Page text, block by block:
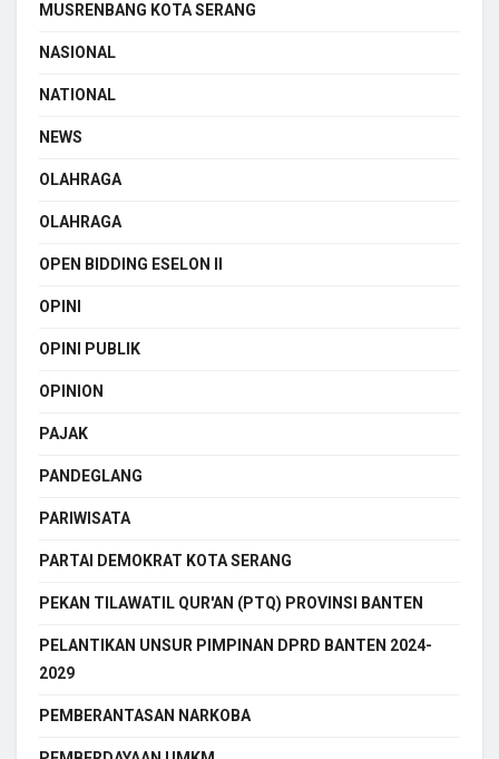
MUSRENBANG KOTA SERANG
NASIONAL
NATIONAL
NEWS
OLAHRAGA
OLAHRAGA
OPEN BIDDING ESELON II
OPINI
OPINI PUBLIK
OPINION
PAJAK
PANDEGLANG
PARIWISATA
PARTAI DEMOKRAT KOTA SERANG
PEKAN TILAWATIL QUR'AN (PTQ) PROVINSI BANTEN
PELANTIKAN UNSUR PIMPINAN DPRD BANTEN 2024-
2029
PEMBERANTASAN NARKOBA